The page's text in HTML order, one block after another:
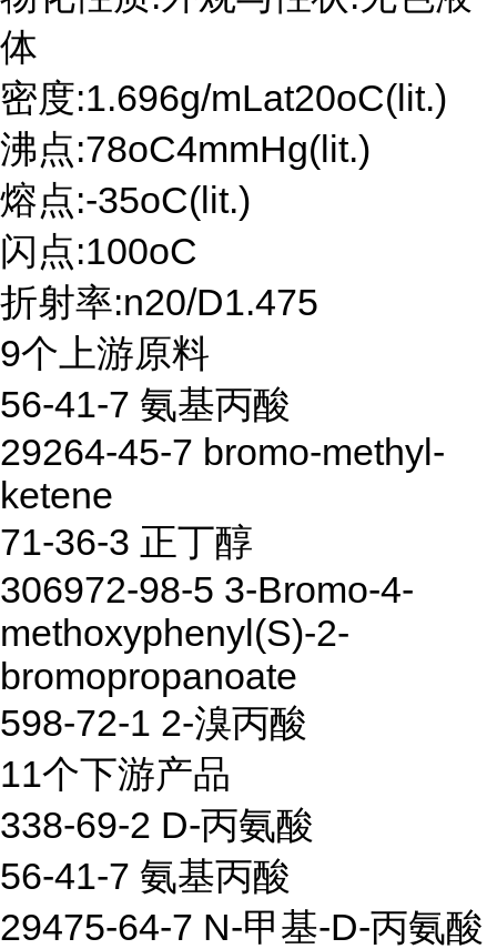
体
密度:1.696g/mLat20oC(lit.)
沸点:78oC4mmHg(lit.)
熔点:-35oC(lit.)
闪点:100oC
折射率:n20/D1.475
9个上游原料
56-41-7 氨基丙酸
29264-45-7 bromo-methyl-
ketene
71-36-3 正丁醇
306972-98-5 3-Bromo-4-
methoxyphenyl(S)-2-
bromopropanoate
598-72-1 2-溴丙酸
11个下游产品
338-69-2 D-丙氨酸
56-41-7 氨基丙酸
29475-64-7 N-甲基-D-丙氨酸